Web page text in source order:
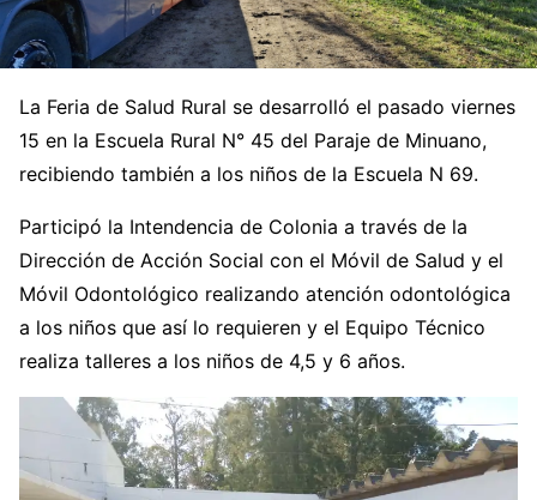
La Feria de Salud Rural se desarrolló el pasado viernes
15 en la Escuela Rural N° 45 del Paraje de Minuano,
recibiendo también a los niños de la Escuela N 69.
Participó la Intendencia de Colonia a través de la
Dirección de Acción Social con el Móvil de Salud y el
Móvil Odontológico realizando atención odontológica
a los niños que así lo requieren y el Equipo Técnico
realiza talleres a los niños de 4,5 y 6 años.